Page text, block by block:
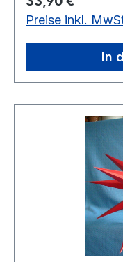
Preise inkl.
In